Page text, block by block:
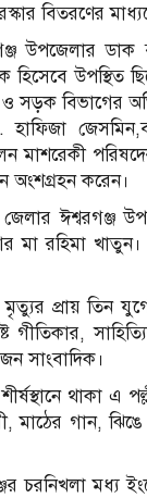
বিতরণের
উপজেলার
উপস্থিত
সড়ক বিভাগের
মাশরেকী
অংশগ্রহন করেন।
ঈশ্বরগঞ্জ
রহিমা
প্রায় তিন
গীতিকার,
সাংবাদিক।
থাকা এ
মাঠের গান,
চরনিখলা মধ্য